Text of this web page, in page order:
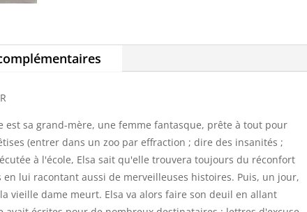
est sa grand-mère, une femme fantasque, prête à tout pour
(entrer dans un zoo par effraction ; dire des insanités ;
à l'école, Elsa sait qu'elle trouvera toujours du réconfort
lui racontant aussi de merveilleuses histoires. Puis, un jour,
vieille dame meurt. Elsa va alors faire son deuil en allant